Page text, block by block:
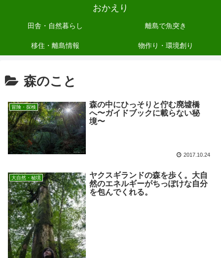
おかえり
田舎・自然暮らし 離島で魚突き
移住・離島情報 物作り・環境創り
森のこと
冒険・探検
森の中にひっそりと佇む廃墟橋
へ〜ガイドブックに載らない秘
境〜
2017.10.24
大自然・秘境
ヤクスギランドの森を歩く。大自
然のエネルギーがちっぽけな自分
を包んでくれる。